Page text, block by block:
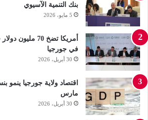
بنك التنمية الآسيوي
5 مايو، 2026
أمريكا تضخ 70
في جورجيا
30 أبريل، 2026
مارس
30 أبريل، 2026